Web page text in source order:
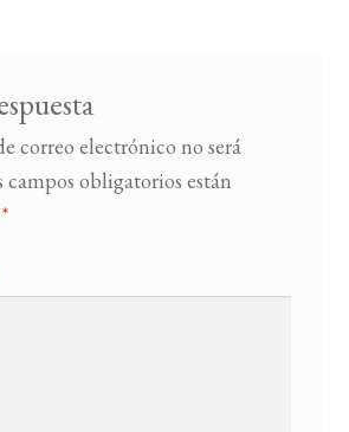
LISTA DE LIBROS
correo electrónico no será
campos obligatorios están
*